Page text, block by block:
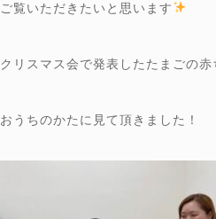
ご覧いただきたいと思います
クリスマス会で発表したたまごの赤
おうちのかたに見て頂きました！